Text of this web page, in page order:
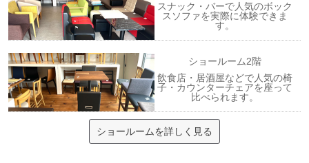
スナック・バーで人気のボック
スソファを実際に体験できま
す。
ショールーム2階
飲食店・居酒屋などで人気の椅
子・カウンターチェアを座って
比べられます。
ショールームを詳しく見る